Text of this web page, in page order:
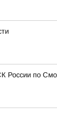
России по